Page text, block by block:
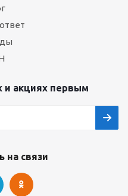
и акциях первым
на связи